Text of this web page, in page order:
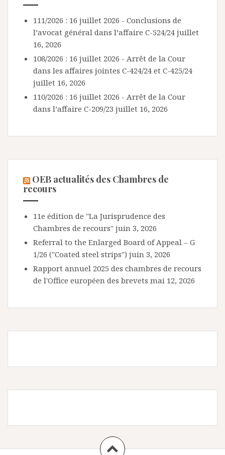
111/2026 : 16 juillet 2026 - Conclusions de
l’avocat général dans l’affaire C-524/24 juillet
16, 2026
108/2026 : 16 juillet 2026 - Arrêt de la Cour
dans les affaires jointes C-424/24 et C-425/24
juillet 16, 2026
110/2026 : 16 juillet 2026 - Arrêt de la Cour
dans l’affaire C-209/23 juillet 16, 2026
OEB actualités des Chambres de
recours
11e édition de "La Jurisprudence des
Chambres de recours" juin 3, 2026
Referral to the Enlarged Board of Appeal – G
1/26 ("Coated steel strips") juin 3, 2026
Rapport annuel 2025 des chambres de recours
de l'Office européen des brevets mai 12, 2026